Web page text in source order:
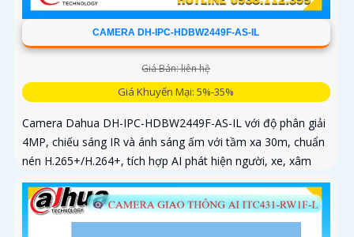
CAMERA DH-IPC-HDBW2449F-AS-IL
Giá Bán: liên hệ
Giá Khuyến Mại: 5%-35%
Camera Dahua DH-IPC-HDBW2449F-AS-IL với độ phân giải
4MP, chiếu sáng IR và ánh sáng ấm với tầm xa 30m, chuẩn
nén H.265+/H.264+, tích hợp AI phát hiện người, xe, xâm
nhập và hàng rào ảo